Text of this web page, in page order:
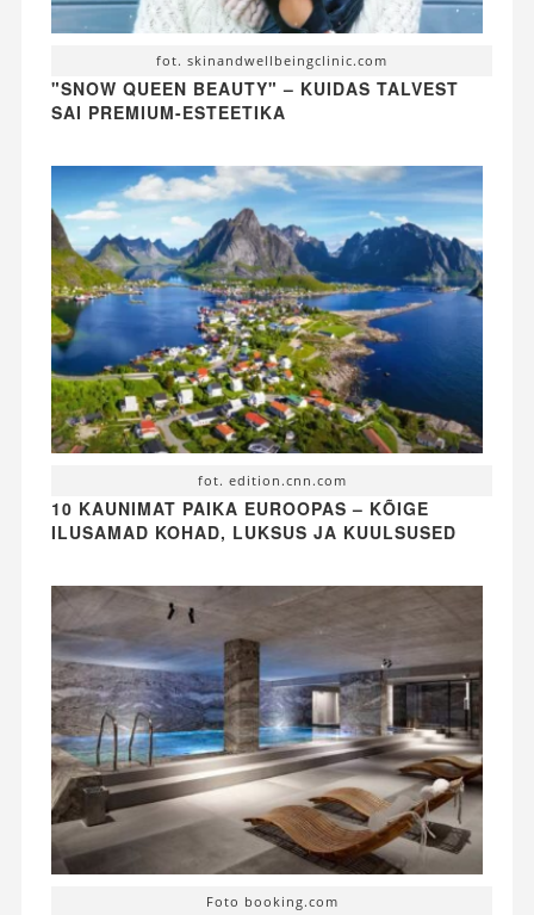
fot. skinandwellbeingclinic.com
"SNOW QUEEN BEAUTY" – KUIDAS TALVEST
SAI PREMIUM-ESTEETIKA
fot. edition.cnn.com
10 KAUNIMAT PAIKA EUROOPAS – KÕIGE
ILUSAMAD KOHAD, LUKSUS JA KUULSUSED
Foto booking.com